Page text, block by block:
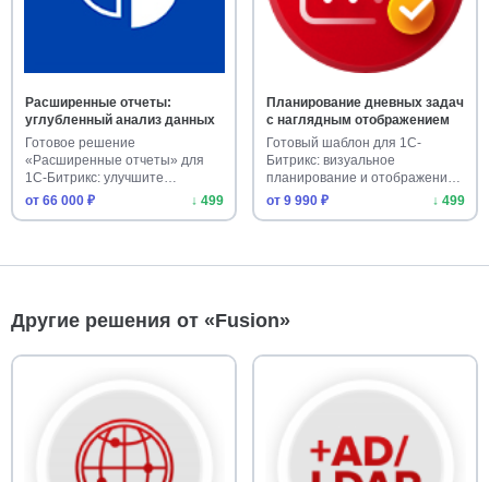
Расширенные отчеты:
углубленный анализ данных
Готовое решение
«Расширенные отчеты» для
1С-Битрикс: улучшите
аналитику сайта. У…
от 66 000 ₽ ↓ 499
Планирование дневных задач
с наглядным отображением
Готовый шаблон для 1С-
Битрикс: визуальное
планирование и отображение
задач по дн…
от 9 990 ₽ ↓ 499
Другие решения от «Fusion»